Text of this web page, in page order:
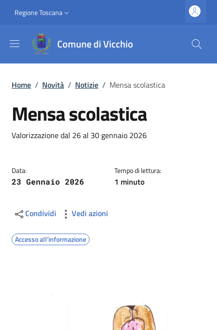
Slim top
Regione Toscana
Comune di Vicchio
Briciole di pane
Home / Novità / Notizie / Mensa scolastica
Mensa scolastica
Dettagli
Descrizione breve
Valorizzazione dal 26 al 30 gennaio 2026
Data:
23 Gennaio 2026
Tempo di lettura:
1 minuto
Condividi Vedi azioni
Accesso all'informazione